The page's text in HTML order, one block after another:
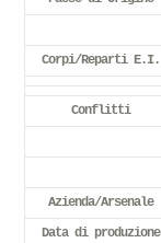
Corpi/Reparti E.I.
Conflitti
Azienda/Arsenale
Data di produzione